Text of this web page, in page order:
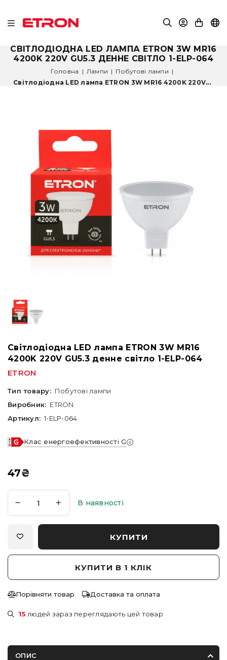
СВІТЛОДІОДНА LED ЛАМПА ETRON 3W MR16
4200K 220V GU5.3 ДЕННЕ СВІТЛО 1-ELP-064
Головна | Лампи | Побутові лампи |
Світлодіодна LED лампа ETRON 3W MR16 4200K 220V...
Світлодіодна LED лампа ETRON 3W MR16
4200K 220V GU5.3 денне світло 1-ELP-064
ETRON
Тип товару: Побутові лампи
Виробник: ETRON
Артикул: 1-ELP-064
Клас енергоефективності G
47₴
В наявності
КУПИТИ
КУПИТИ В 1 КЛІК
Порівняти товар Доставка та оплата
15 людей зараз переглядають цей товар
ОПИС